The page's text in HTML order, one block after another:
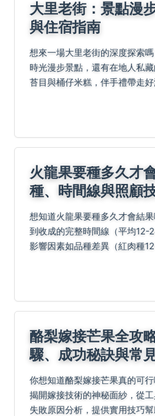
大里老街：景點漫
與住宿指南
想來一場大里老街的深度探索
時光漫步景點，還有在地人私
苔目與桶仔米糕，伴手禮帶走
火龍果要種多久才
種、時間線與照顧
想知道火龍果要種多久才會結
到收成的完整時間線（平均12-
影響因素如品種差異（紅肉種
酪梨嫁接芒果全攻
驟、成功秘訣與常
你想知道酪梨嫁接芒果真的可
揭開嫁接技術的神秘面紗，從
失敗原因分析，提供實用技巧